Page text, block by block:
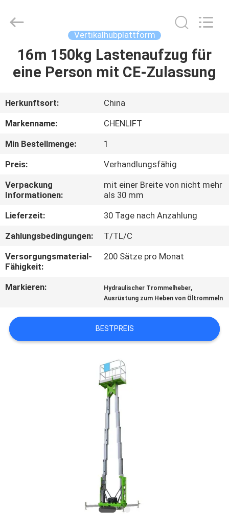
HAUSE
PRODUKTE
ÜBER
WERKSBESICHTIGUNG
QUALITÄTSKONTROLLE
KONTAKT
MIT
UNS
NEUIGKEITEN
DATENSCHUTZRICHTLINIE
LTD.
Vertikalhubplattform
16m 150kg Lastenaufzug für
eine Person mit CE-Zulassung
Herkunftsort:
China
Markenname:
CHENLIFT
Min Bestellmenge:
1
Preis:
Verhandlungsfähig
Verpackung
Informationen:
mit einer Breite von nicht mehr
als 30 mm
Lieferzeit:
30 Tage nach Anzahlung
Zahlungsbedingungen:
T/TL/C
Versorgungsmaterial-
Fähigkeit:
200 Sätze pro Monat
Markieren: Hydraulischer Trommelheber,
Ausrüstung zum Heben von Öltrommeln
BESTPREIS